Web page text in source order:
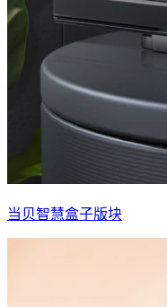
当贝智慧盒子版块